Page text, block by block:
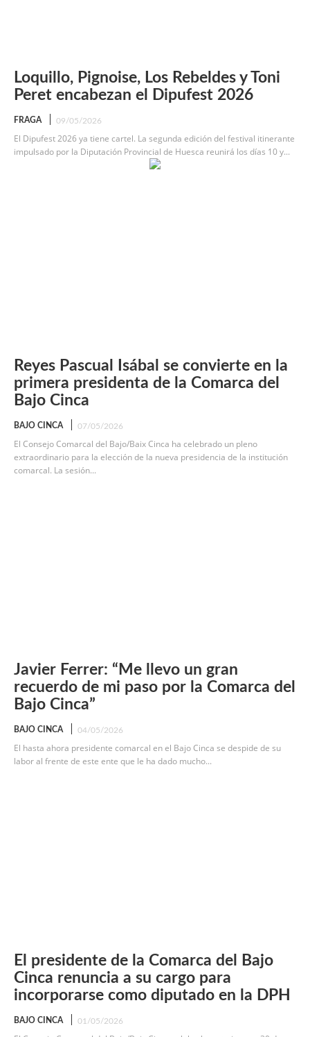
Loquillo, Pignoise, Los Rebeldes y Toni
Peret encabezan el Dipufest 2026
FRAGA 09/05/2026
El Dipufest 2026 ya tiene cartel. La segunda edición del festival itinerante
impulsado por la Diputación Provincial de Huesca reunirá los días 10 y...
Reyes Pascual Isábal se convierte en la
primera presidenta de la Comarca del
Bajo Cinca
BAJO CINCA 07/05/2026
El Consejo Comarcal del Bajo/Baix Cinca ha celebrado un pleno
extraordinario para la elección de la nueva presidencia de la institución
comarcal. La sesión...
Javier Ferrer: “Me llevo un gran
recuerdo de mi paso por la Comarca del
Bajo Cinca”
BAJO CINCA 04/05/2026
El hasta ahora presidente comarcal en el Bajo Cinca se despide de su
labor al frente de este ente que le ha dado mucho...
El presidente de la Comarca del Bajo
Cinca renuncia a su cargo para
incorporarse como diputado en la DPH
BAJO CINCA 01/05/2026